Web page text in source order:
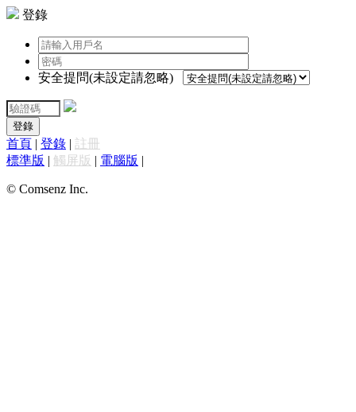
登錄
安全提問(未設定請忽略)
登錄
首頁 | 登錄 | 註冊
標準版 | 觸屏版 | 電腦版 |
© Comsenz Inc.